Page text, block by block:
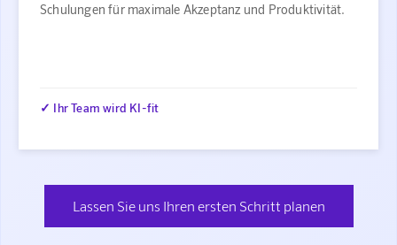
Schulungen für maximale Akzeptanz und Produktivität.
✓ Ihr Team wird KI-fit
Lassen Sie uns Ihren ersten Schritt planen